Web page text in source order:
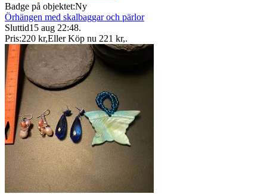
Badge på objektet:Ny
Örhängen med skalbaggar och pärlor
Sluttid15 aug 22:48.
Pris:220 kr,Eller Köp nu 221 kr,.